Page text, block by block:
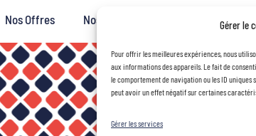
Gérer le
Pour offrir les meilleures expériences, nous
aux informations des appareils. Le fait de
le comportement de navigation ou les ID
peut avoir un effet négatif sur certaines
Gérer les services
Nos Offres Nos Concepts